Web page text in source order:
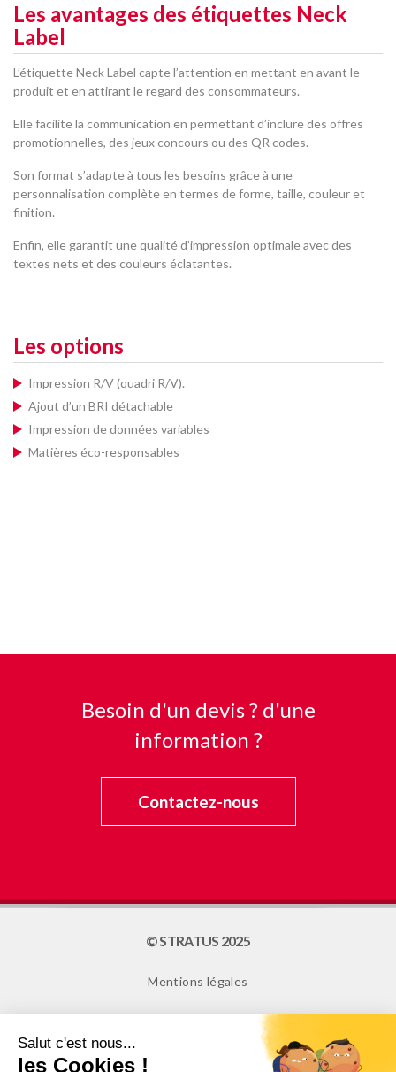
Les avantages des étiquettes Neck
Label
L’étiquette Neck Label capte l’attention en mettant en avant le
produit et en attirant le regard des consommateurs.
Elle facilite la communication en permettant d’inclure des offres
promotionnelles, des jeux concours ou des QR codes.
Son format s’adapte à tous les besoins grâce à une
personnalisation complète en termes de forme, taille, couleur et
finition.
Enfin, elle garantit une qualité d’impression optimale avec des
textes nets et des couleurs éclatantes.
Les options
Impression R/V (quadri R/V).
Ajout d’un BRI détachable
Impression de données variables
Matières éco-responsables
Besoin d'un devis ? d'une
information ?
Contactez-nous
© STRATUS 2025
Mentions légales